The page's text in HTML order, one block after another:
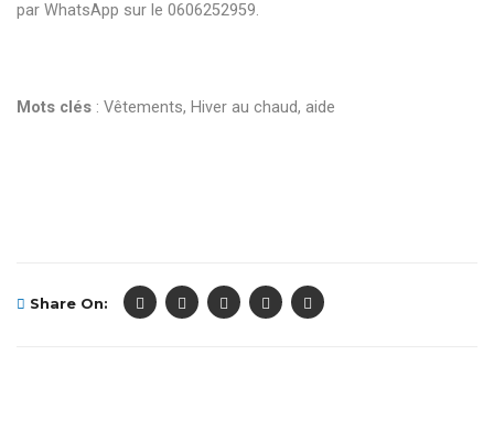
par WhatsApp sur le 0606252959.
Mots clés : Vêtements, Hiver au chaud, aide
Share On: